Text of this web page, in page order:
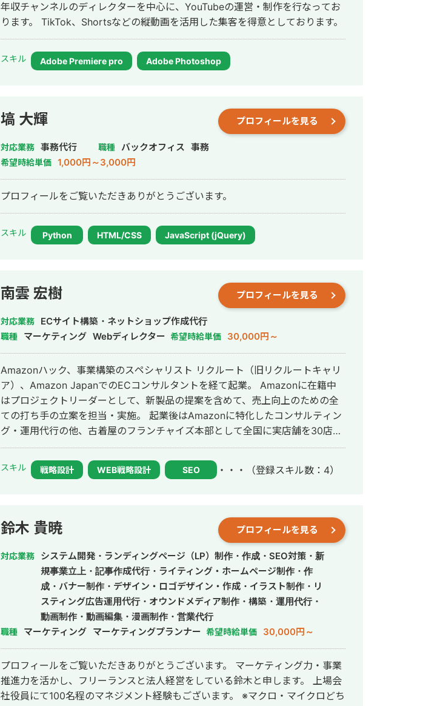
年収チャンネルのディレクターを中心に、YouTubeの運営・制作を行なってお
ります。 TikTok、Shortsなどの縦動画を活用した集客を得意としております。
スキル Adobe Premiere pro Adobe Photoshop
塙 大輝 プロフィールを見る
対応業務 事務代行 職種 バックオフィス 事務
希望時給単価 1,000円～3,000円
プロフィールをご覧いただきありがとうございます。
スキル Python HTML/CSS JavaScript (jQuery)
南雲 宏樹 プロフィールを見る
対応業務 ECサイト構築・ネットショップ作成代行
職種 マーケティング Webディレクター 希望時給単価 30,000円～
Amazonハック、事業構築のスペシャリスト リクルート（旧リクルートキャリ
ア）、Amazon JapanでのECコンサルタントを経て起業。 Amazonに在籍中
はプロジェクトリーダーとして、新製品の提案を含めて、売上向上のための全
ての打ち手の立案を担当・実施。 起業後はAmazonに特化したコンサルティン
グ・運用代行の他、古着屋のフランチャイズ本部として全国に実店舗を30店舗
展開。
スキル 戦略設計 WEB戦略設計 SEO ・・・ （登録スキル数：4）
鈴木 貴暁 プロフィールを見る
対応業務
システム開発・ランディングページ（LP）制作・作成・SEO対策・新
規事業立上・記事作成代行・ライティング・ホームページ制作・作
成・バナー制作・デザイン・ロゴデザイン・作成・イラスト制作・リ
スティング広告運用代行・オウンドメディア制作・構築・運用代行・
動画制作・動画編集・漫画制作・営業代行
職種 マーケティング マーケティングプランナー 希望時給単価 30,000円～
プロフィールをご覧いただきありがとうございます。 マーケティング力・事業
推進力を活かし、フリーランスと法人経営をしている鈴木と申します。 上場会
社役員にて100名程のマネジメント経験もございます。 ※マクロ・マイクロどち